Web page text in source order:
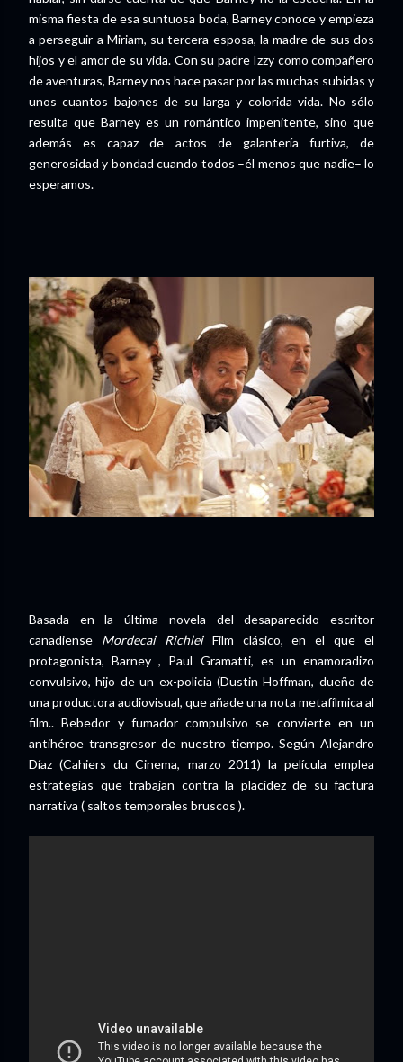
misma fiesta de esa suntuosa boda, Barney conoce y empieza
a perseguir a Miriam, su tercera esposa, la madre de sus dos
hijos y el amor de su vida. Con su padre Izzy como compañero
de aventuras, Barney nos hace pasar por las muchas subidas y
unos cuantos bajones de su larga y colorida vida. No sólo
resulta que Barney es un romántico impenitente, sino que
además es capaz de actos de galantería furtiva, de
generosidad y bondad cuando todos –él menos que nadie– lo
esperamos.
Basada en la última novela del desaparecido escritor
canadiense Mordecai RichleiFilm clásico, en el que el
protagonista, Barney , Paul Gramatti, es un enamoradizo
convulsivo, hijo de un ex-policia (Dustin Hoffman, dueño de
una productora audiovisual, que añade una nota metafílmica al
film.. Bebedor y fumador compulsivo se convierte en un
antihéroe transgresor de nuestro tiempo. Según Alejandro
Díaz (Cahiers du Cinema, marzo 2011) la película emplea
estrategias que trabajan contra la placidez de su factura
narrativa ( saltos temporales bruscos ).